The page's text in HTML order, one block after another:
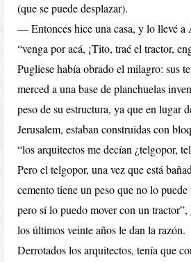
(que se puede desplazar).
— Entonces hice una casa, y lo llevé a
“venga por acá, ¡Tito, traé el tractor,
Pugliese había obrado el milagro: sus
merced a una base de planchuelas
peso de su estructura, ya que en lugar
Jerusalem, estaban construidas con
“los arquitectos me decían ¿telgopor,
Pero el telgopor, una vez que está
cemento tiene un peso que no lo
pero sí lo puedo mover con un
los últimos veinte años le dan la razón.
Derrotados los arquitectos, tenía que